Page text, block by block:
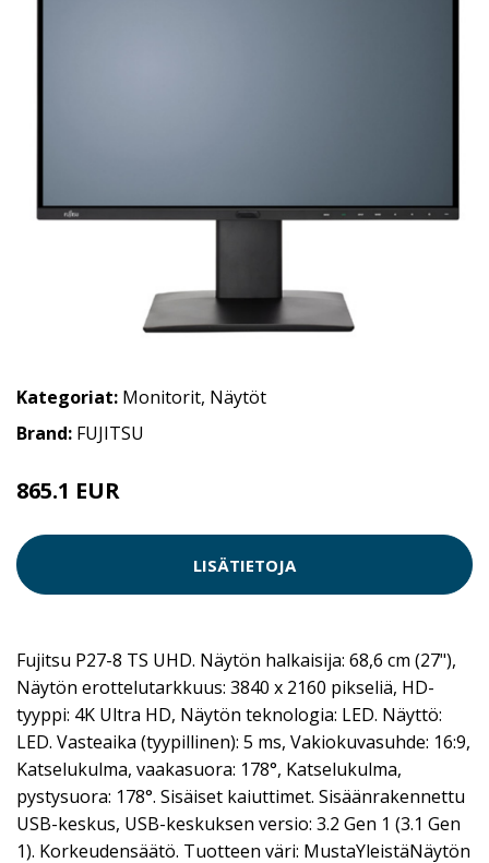
Kategoriat: Monitorit, Näytöt
Brand: FUJITSU
865.1 EUR
LISÄTIETOJA
Fujitsu P27-8 TS UHD. Näytön halkaisija: 68,6 cm (27"),
Näytön erottelutarkkuus: 3840 x 2160 pikseliä, HD-
tyyppi: 4K Ultra HD, Näytön teknologia: LED. Näyttö:
LED. Vasteaika (tyypillinen): 5 ms, Vakiokuvasuhde: 16:9,
Katselukulma, vaakasuora: 178°, Katselukulma,
pystysuora: 178°. Sisäiset kaiuttimet. Sisäänrakennettu
USB-keskus, USB-keskuksen versio: 3.2 Gen 1 (3.1 Gen
1). Korkeudensäätö. Tuotteen väri: MustaYleistäNäytön